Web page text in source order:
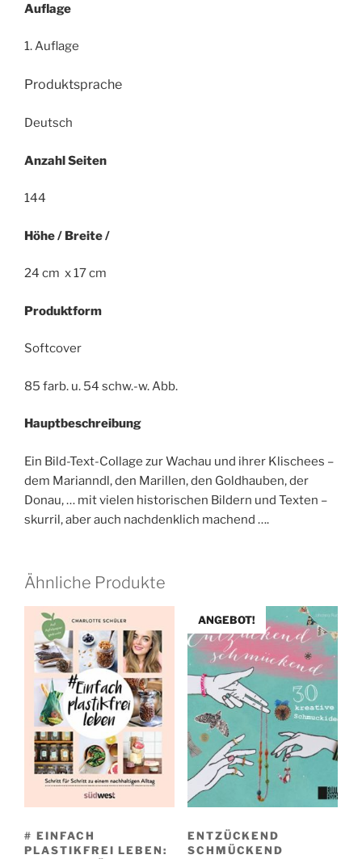
Auflage
1. Auflage
Produktsprache
Deutsch
Anzahl Seiten
144
Höhe / Breite /
24 cm x 17 cm
Produktform
Softcover
85 farb. u. 54 schw.-w. Abb.
Hauptbeschreibung
Ein Bild-Text-Collage zur Wachau und ihrer Klischees –
dem Marianndl, den Marillen, den Goldhauben, der
Donau, … mit vielen historischen Bildern und Texten –
skurril, aber auch nachdenklich machend ….
Ähnliche Produkte
# EINFACH
PLASTIKFREI LEBEN:
ANGEBOT!
ENTZÜCKEND
SCHMÜCKEND